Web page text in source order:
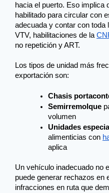
hacia el puerto. Eso implica
habilitado para circular con
adecuada y contar con toda
VTV, habilitaciones de la
no repetición y ART.
Los tipos de unidad más
exportación son:
Chasis
Semirremolque
volumen
Unidades
alimenticias con
aplica
Un vehículo inadecuado no
puede generar rechazos en
infracciones en ruta que